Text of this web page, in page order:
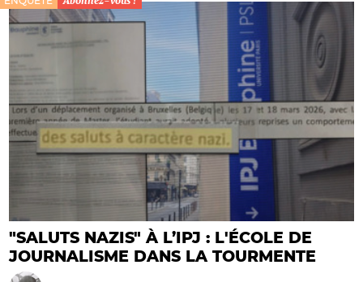
"SALUTS NAZIS" À L’IPJ : L'ÉCOLE DE
JOURNALISME DANS LA TOURMENTE